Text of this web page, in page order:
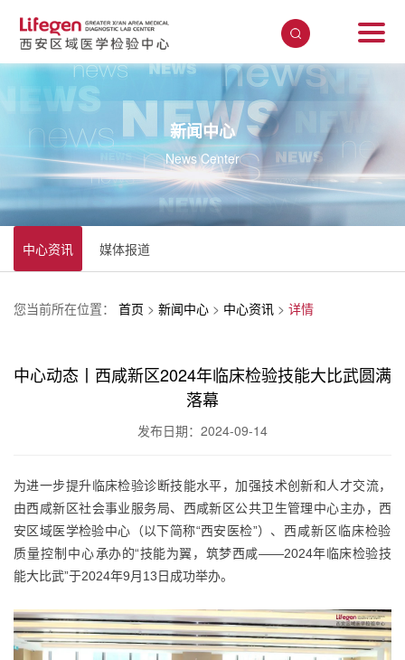
新闻中心
News Center
中心资讯 媒体报道
您当前所在位置： 首页 > 新闻中心 > 中心资讯 > 详情
中心动态丨西咸新区2024年临床检验技能大比武圆满
落幕
发布日期：2024-09-14
为进一步提升临床检验诊断技能水平，加强技术创新和人才交流，
由西咸新区社会事业服务局、西咸新区公共卫生管理中心主办，西
安区域医学检验中心（以下简称“西安医检”）、 西咸新区临床检验
质量控制中心承办的“技能为翼，筑梦西咸——2024年临床检验技
能大比武”于2024年9月13日成功举办。